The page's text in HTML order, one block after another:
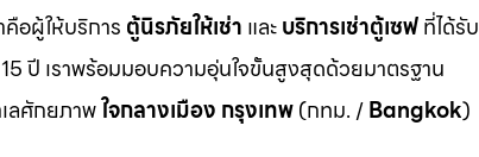
อผู้ให้บริการ ตู้นิรภัยให้เช่า และบริการเช่าตู้เซฟที่ได้รับ
ปี เราพร้อมมอบความอุ่นใจขั้นสูงสุดด้วยมาตรฐาน
ลศักยภาพใจกลางเมือง กรุงเทพ(กทม. /Bangkok)